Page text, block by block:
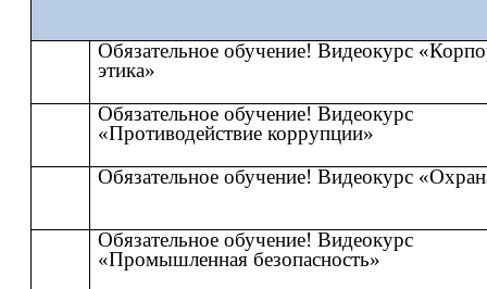
Обязательное обучение! Видеокурс
этика»
Обязательное обучение! Видеокурс
«Противодействие коррупции»
Обязательное обучение! Видеокурс
Обязательное обучение! Видеокурс
«Промышленная безопасность»